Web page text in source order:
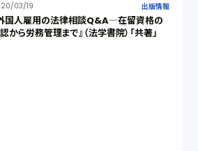
03/19 出版情報
国人雇用の法律相談Q&A―在留資格の
から労務管理まで』（法学書院）「共著」